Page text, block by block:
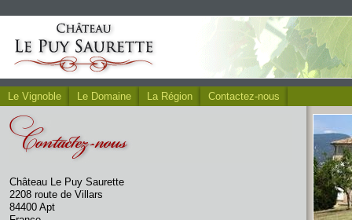
Le Vignoble Le Domaine La Région Contactez-nous
Château Le Puy Saurette
2208 route de Villars
84400 Apt